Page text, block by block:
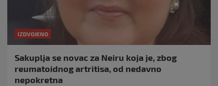
IZDVOJENO
Sakuplja se novac za Neiru koja je, zbog
reumatoidnog artritisa, od nedavno
nepokretna